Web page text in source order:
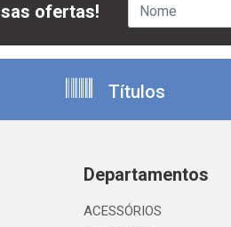
ofertas!
Títulos
Departamentos
ACESSÓRIOS